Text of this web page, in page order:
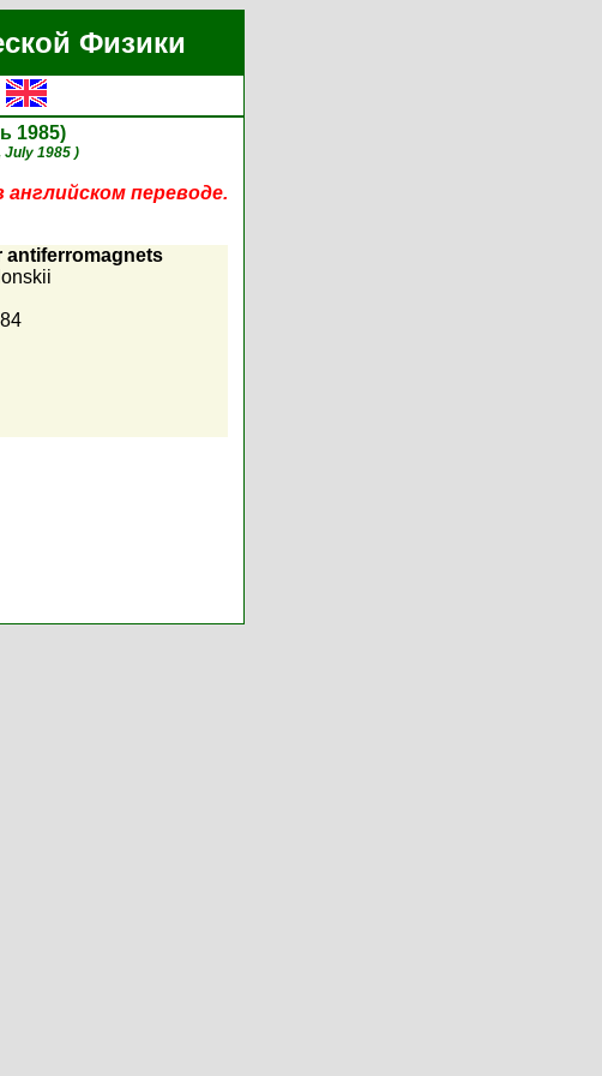
Физики
1985)
July 1985 )
переводе.
antiferromagnets